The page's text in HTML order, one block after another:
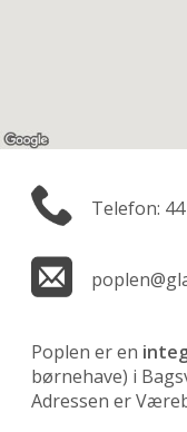
Telefon:
Poplen er en
børnehave) i
Adressen er